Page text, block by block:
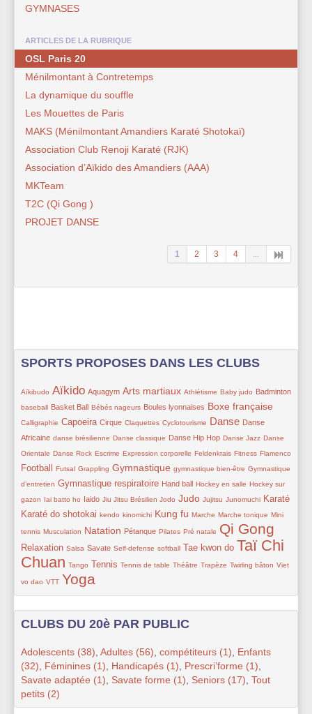
GYMNASES
ARTICLES DE LA RUBRIQUE
OSL Paris 20
Ménilmontant à Contretemps
La dynamique du souffle
Les Mouettes de Paris
MAKS (Ménilmontant Amandiers Karaté Shotokaï)
Association Club Renoji Karaté (RJK)
Association d’Aïkido des Amandiers (AAA)
MKTeam
T2C (Qi Gong )
PROJET DANSE
1 2 3 4
SPORTS PROPOSES DANS LES CLUBS
18/137
Aïkibudo
94/137 Aïkido
45/137 Aquagym
72/137 Arts martiaux
19/137 Athlétisme
16/137 Baby judo
30/137 Badminton
13/137
baseball
30/137 Basket Ball
15/137 Bébés nageurs
39/137 Boules lyonnaises
64/137 Boxe française
18/137
Calligraphie
58/137 Capoeira
30/137 Cirque
15/137 Claquettes
15/137 Cyclotourisme
86/137 Danse
42/137
Danse
Africaine
27/137 danse brésilienne
21/137 Danse classique
30/137 Danse Hip Hop
15/137 Danse Jazz
15/137
Danse
Orientale
15/137 Danse Rock
8/137 Escrime
21/137 Expression corporelle
8/137 Feldenkrais
7/137 Fitness
15/137 Flamenco
59/137
Football
18/137 Futsal
18/137 Grappling
71/137 Gymnastique
15/137 gymnastique bien-être
21/137
Gymnastique
d’entretien
53/137 Gymnastique respiratoire
30/137 Hand ball
19/137 Hockey en salle
19/137
Hockey sur
gazon
16/137Iai batto ho
31/137 Iaido
18/137 Jiu Jitsu Brésilien
13/137 Jodo
62/137 Judo
16/137 Jujitsu
18/137 Junomuchi
56/137 Karaté
60/137
Karaté do shotokai
18/137 kendo
18/137 kinomichi
70/137 Kung fu
15/137 Marche
15/137 Marche tonique
15/137 Mini
tennis
8/137Musculation
73/137 Natation
45/137 Pétanque
17/137 Pilates
15/137 Pré natale
123/137 Qi Gong
56/137
Relaxation
15/137 Salsa
33/137 Savate
28/137 Self-defense
13/137 softball
54/137 Tae kwon do
137/137
Taï Chi
Chuan
15/137 Tango
50/137 Tennis
17/137 Tennis de table
21/137 Théâtre
8/137 Trapèze
8/137 Twirling bâton
13/137 Viet
vo dao
15/137VTT
126/137 Yoga
CLUBS DU 20è PAR PUBLIC
Adolescents (38) Adultes (56) compétiteurs (1)
Enfants
(32)
Féminines (1) Handicapés (1) Prescri’forme (1)
Savate adaptée (1)
Savate forme (1) Seniors (17) Tout
petits (2)